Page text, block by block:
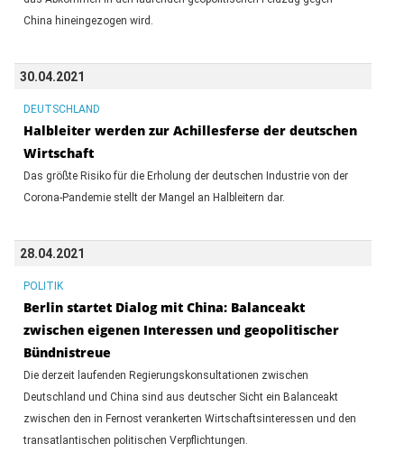
China hineingezogen wird.
30.04.2021
DEUTSCHLAND
Halbleiter werden zur Achillesferse der deutschen
Wirtschaft
Das größte Risiko für die Erholung der deutschen Industrie von der
Corona-Pandemie stellt der Mangel an Halbleitern dar.
28.04.2021
POLITIK
Berlin startet Dialog mit China: Balanceakt
zwischen eigenen Interessen und geopolitischer
Bündnistreue
Die derzeit laufenden Regierungskonsultationen zwischen
Deutschland und China sind aus deutscher Sicht ein Balanceakt
zwischen den in Fernost verankerten Wirtschaftsinteressen und den
transatlantischen politischen Verpflichtungen.